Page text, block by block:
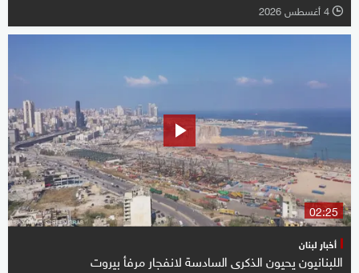
l 4 أغسطس 2026
02:25
أخبار لبنان
اللبنانيون يحيون الذكرى السادسة لانفجار مرفأ بيروت